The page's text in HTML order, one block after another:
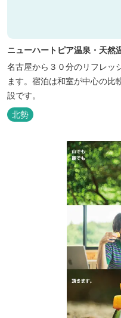
ニューハートピア温泉・天然
名古屋から３０分のリフレッ
ます。宿泊は和室が中心の比
設です。
北勢